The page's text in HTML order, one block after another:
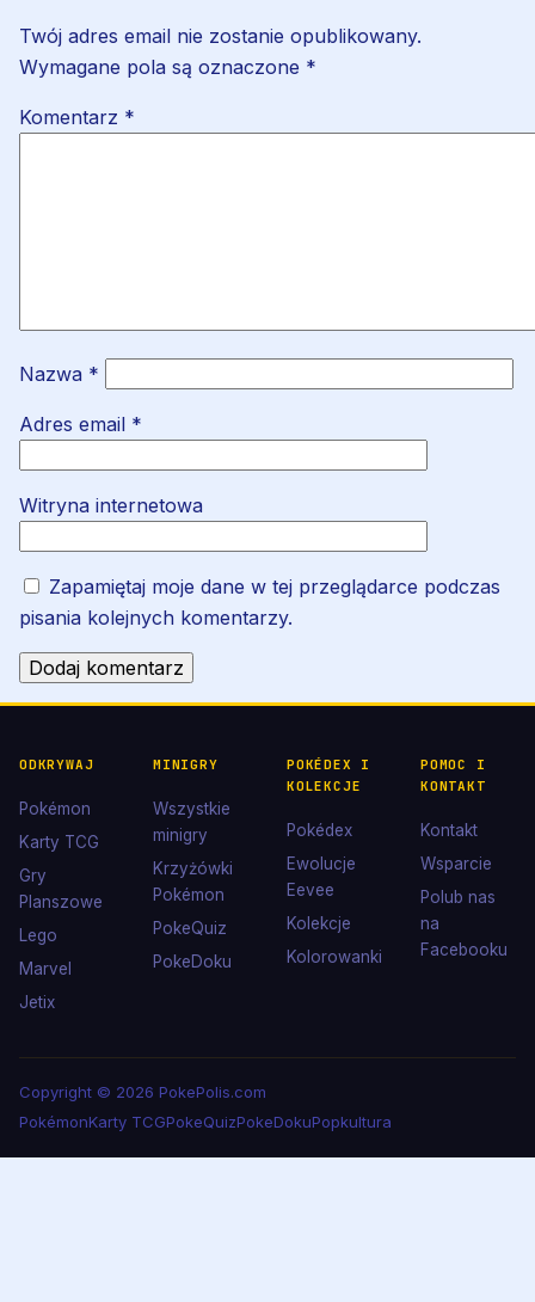
Twój adres email nie zostanie opublikowany.
Wymagane pola są oznaczone *
Komentarz *
Nazwa *
Adres email *
Witryna internetowa
Zapamiętaj moje dane w tej przeglądarce podczas
pisania kolejnych komentarzy.
ODKRYWAJ
Pokémon
Karty TCG
Gry
Planszowe
Lego
Marvel
Jetix
MINIGRY
Wszystkie
minigry
Krzyżówki
Pokémon
PokeQuiz
PokeDoku
POKÉDEX I
KOLEKCJE
Pokédex
Ewolucje
Eevee
Kolekcje
Kolorowanki
POMOC I
KONTAKT
Kontakt
Wsparcie
Polub nas
na
Facebooku
Copyright © 2026 PokePolis.com
PokémonKarty TCGPokeQuizPokeDokuPopkultura